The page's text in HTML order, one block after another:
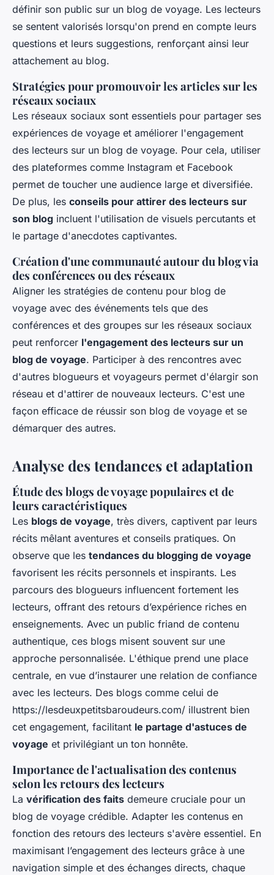
définir son public sur un blog de voyage. Les lecteurs
se sentent valorisés lorsqu'on prend en compte leurs
questions et leurs suggestions, renforçant ainsi leur
attachement au blog.
Stratégies pour promouvoir les articles sur les
réseaux sociaux
Les réseaux sociaux sont essentiels pour partager ses
expériences de voyage et améliorer l'engagement
des lecteurs sur un blog de voyage. Pour cela, utiliser
des plateformes comme Instagram et Facebook
permet de toucher une audience large et diversifiée.
De plus, les conseils pour attirer des lecteurs sur
son blog incluent l'utilisation de visuels percutants et
le partage d'anecdotes captivantes.
Création d'une communauté autour du blog via
des conférences ou des réseaux
Aligner les stratégies de contenu pour blog de
voyage avec des événements tels que des
conférences et des groupes sur les réseaux sociaux
peut renforcer l'engagement des lecteurs sur un
blog de voyage. Participer à des rencontres avec
d'autres blogueurs et voyageurs permet d'élargir son
réseau et d'attirer de nouveaux lecteurs. C'est une
façon efficace de réussir son blog de voyage et se
démarquer des autres.
Analyse des tendances et adaptation
Étude des blogs de voyage populaires et de
leurs caractéristiques
Les blogs de voyage, très divers, captivent par leurs
récits mêlant aventures et conseils pratiques. On
observe que les tendances du blogging de voyage
favorisent les récits personnels et inspirants. Les
parcours des blogueurs influencent fortement les
lecteurs, offrant des retours d’expérience riches en
enseignements. Avec un public friand de contenu
authentique, ces blogs misent souvent sur une
approche personnalisée. L'éthique prend une place
centrale, en vue d’instaurer une relation de confiance
avec les lecteurs. Des blogs comme celui de
https://lesdeuxpetitsbaroudeurs.com/ illustrent bien
cet engagement, facilitant le partage d'astuces de
voyage et privilégiant un ton honnête.
Importance de l'actualisation des contenus
selon les retours des lecteurs
La vérification des faits demeure cruciale pour un
blog de voyage crédible. Adapter les contenus en
fonction des retours des lecteurs s'avère essentiel. En
maximisant l’engagement des lecteurs grâce à une
navigation simple et des échanges directs, chaque